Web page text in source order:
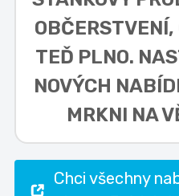
OBČERSTVENÍ,
TEĎ PLNO.
NOVÝCH
MRKNI NA
Chci všechny